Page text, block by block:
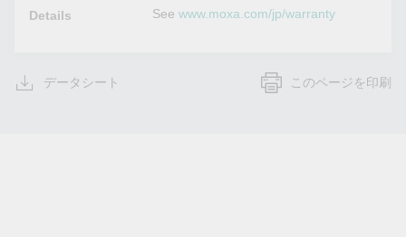
Details Seewww.moxa.com/jp/warranty
データシート このページを印刷